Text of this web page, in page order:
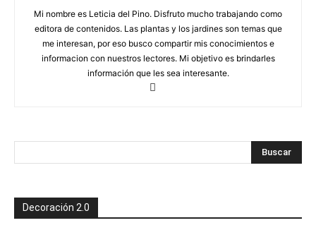
Mi nombre es Leticia del Pino. Disfruto mucho trabajando como
editora de contenidos. Las plantas y los jardines son temas que
me interesan, por eso busco compartir mis conocimientos e
informacion con nuestros lectores. Mi objetivo es brindarles
información que les sea interesante.
Decoración 2.0